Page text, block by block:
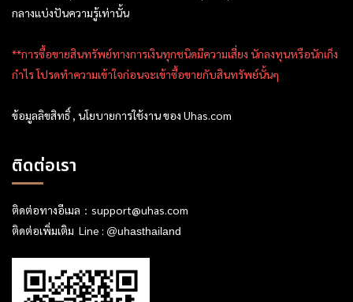
กลางแบ่งปันความรู้เท่านั้น
**การซื้อขายสินทรัพย์ทางการเงินทุกชนิดมีความเสี่ยง นักลงทุนหรือนักเก็ง
กำไร โปรดทำความเข้าใจก่อนจะเข้าซื้อขายกับสินทรัพย์นั้นๆ
ข้อมูลลิขสิทธิ์ , นโยบายการใช้งาน ของ Uhas.com
ติดต่อเรา
ติดต่อทางอีเมล： support@uhas.com
ติดต่อเพิ่มเติม Line : @uhasthailand